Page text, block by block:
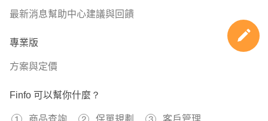
最新消息幫助中心建議與回饋
專業版
方案與定價
Finfo 可以幫你什麼？
商品查詢 保單規劃 客戶管理